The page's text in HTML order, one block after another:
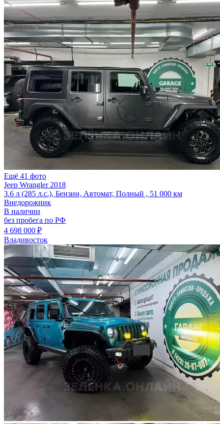
Ещё 41 фото
Jeep Wrangler 2018
3.6 л (285 л.с.), Бензин, Автомат, Полный , 51 000 км
Внедорожник
В наличии
без пробега по РФ
4 698 000 ₽
Владивосток